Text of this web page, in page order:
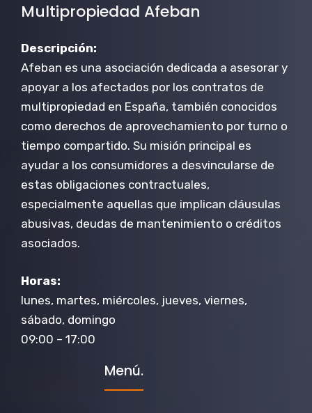
Multipropiedad Afeban
Descripción:
Afeban es una asociación dedicada a asesorar y
apoyar a los afectados por los contratos de
multipropiedad en España, también conocidos
como derechos de aprovechamiento por turno o
tiempo compartido. Su misión principal es
ayudar a los consumidores a desvincularse de
estas obligaciones contractuales,
especialmente aquellas que implican cláusulas
abusivas, deudas de mantenimiento o créditos
asociados.
Horas:
lunes, martes, miércoles, jueves, viernes,
sábado, domingo
09:00 – 17:00
Menú.